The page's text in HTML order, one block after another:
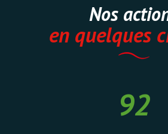
Nos
en quelques
92